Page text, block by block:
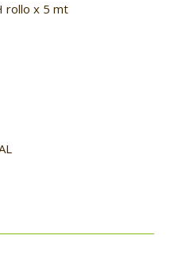
rollo x 5 mt